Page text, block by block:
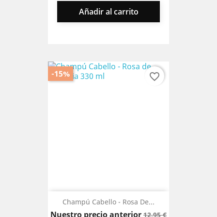
Añadir al carrito
Champú Cabello - Rosa De...
Nuestro precio anteriorPrecio
12,95 €Precio
-15% favorite_border